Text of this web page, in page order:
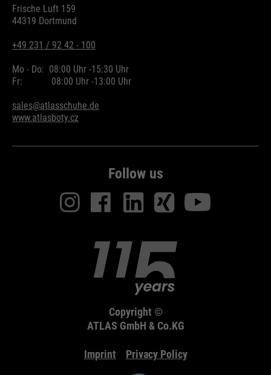
Frische Luft 159
44319 Dortmund
+49 231 / 92 42 - 100
Mo - Do: 08:00 Uhr -15:30 Uhr
Fr:
08:00 Uhr -13:00 Uhr
sales@atlasschuhe.de
www.atlasboty.cz
Follow us
Copyright ©
ATLAS GmbH & Co.KG
Imprint Privacy Policy